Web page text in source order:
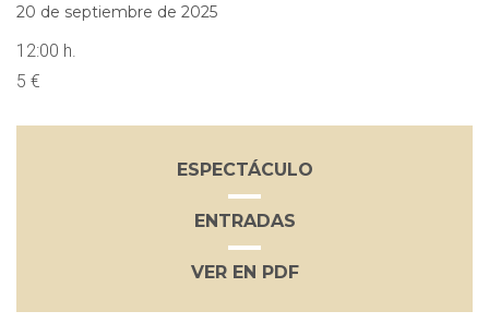
20 de septiembre de 2025
12:00 h.
5 €
ESPECTÁCULO
ENTRADAS
VER EN PDF